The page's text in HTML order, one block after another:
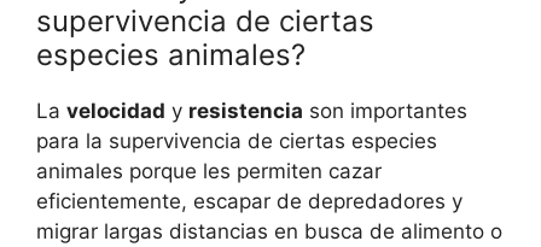
supervivencia de ciertas
especies animales?
La velocidad y resistencia son importantes
para la supervivencia de ciertas especies
animales porque les permiten cazar
eficientemente, escapar de depredadores y
migrar largas distancias en busca de alimento o